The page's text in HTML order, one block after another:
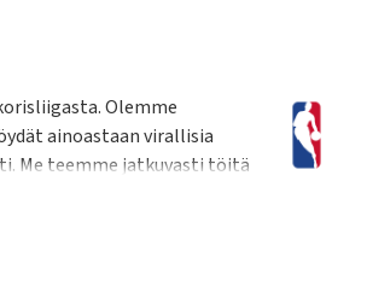
Olemme
ainoastaan virallisia
Me teemme jatkuvasti töitä